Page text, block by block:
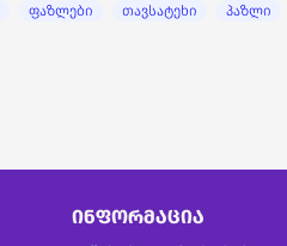
ფაზლები თავსატეხი პაზლი
ᲘᲜᲤᲝᲠᲛᲐᲪᲘᲐ